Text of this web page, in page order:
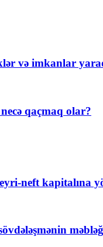
və imkanlar
qaçmaq olar?
neft kapitalına